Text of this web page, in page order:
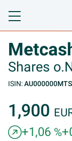
Toggle
Shares
ISIN:
1,900
+1,06 %